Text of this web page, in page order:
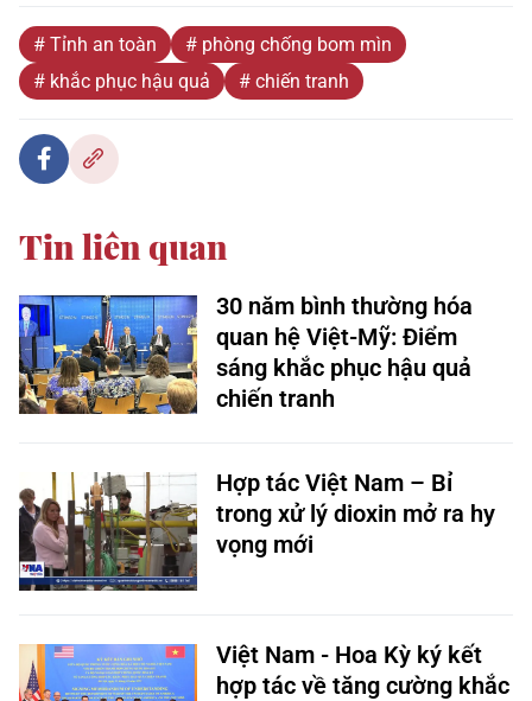
# Tỉnh an toàn
# phòng chống bom mìn
# khắc phục hậu quả
# chiến tranh
Tin liên quan
30 năm bình thường hóa
quan hệ Việt-Mỹ: Điểm
sáng khắc phục hậu quả
chiến tranh
Hợp tác Việt Nam – Bỉ
trong xử lý dioxin mở ra hy
vọng mới
Việt Nam - Hoa Kỳ ký kết
hợp tác về tăng cường khắc